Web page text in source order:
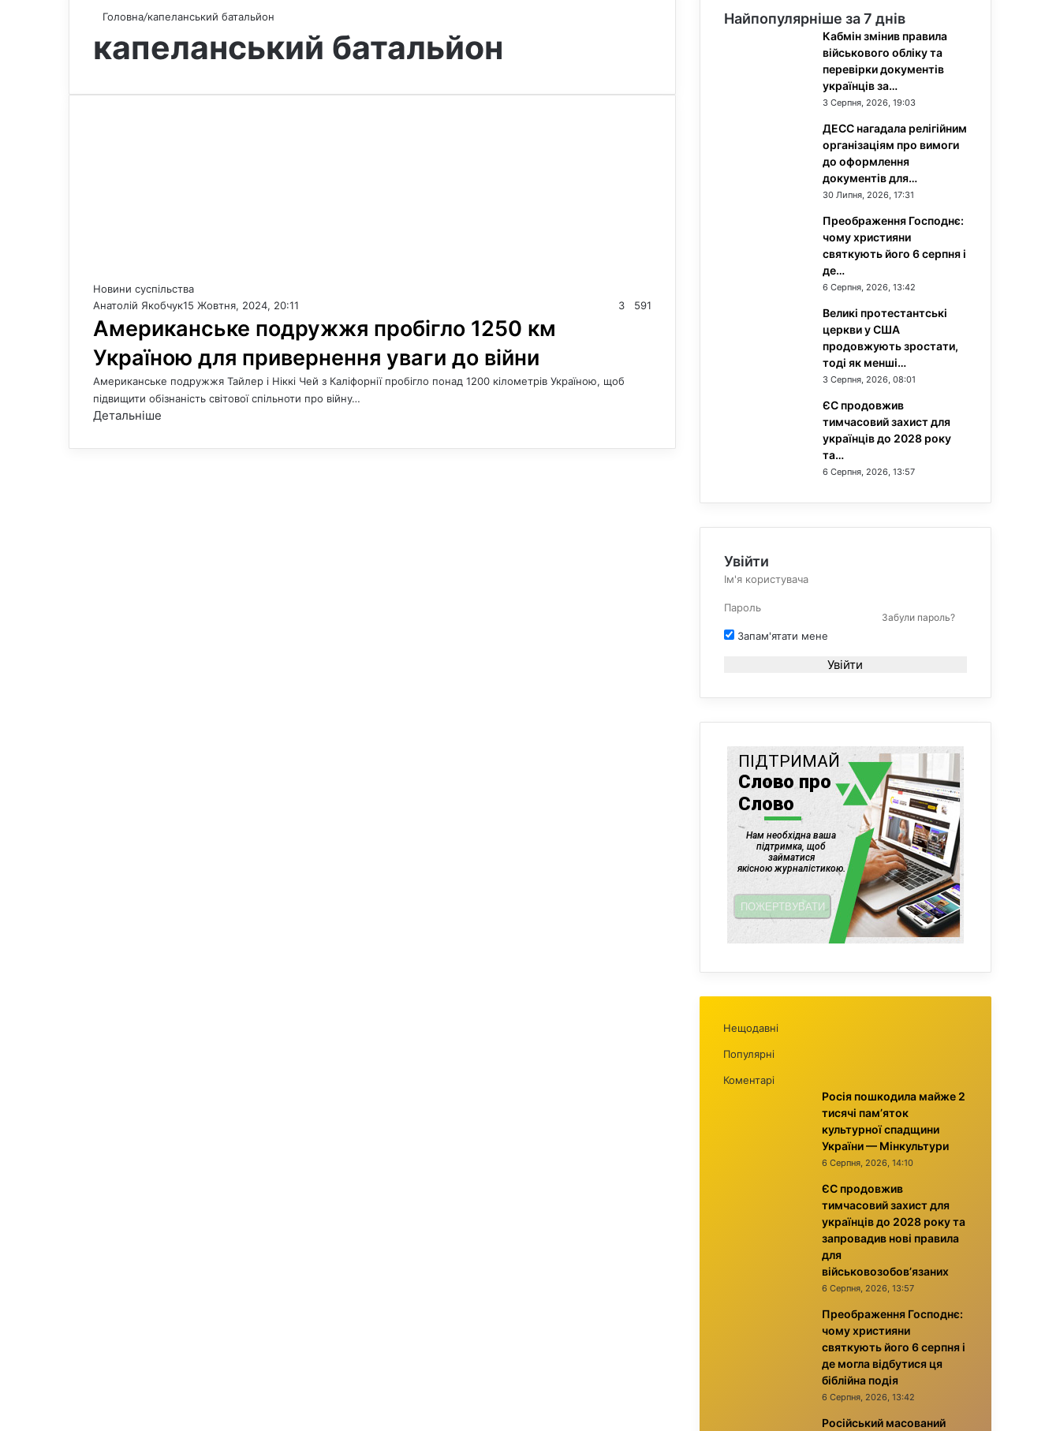
Головна/капеланський батальйон
капеланський батальйон
Новини суспільства
Анатолій Якобчук15 Жовтня, 2024, 20:11 3 591
Американське подружжя пробігло 1250 км
Україною для привернення уваги до війни
Американське подружжя Тайлер і Ніккі Чей з Каліфорнії пробігло понад 1200 кілометрів Україною, щоб
підвищити обізнаність світової спільноти про війну…
Детальніше
Найпопулярніше за 7 днів
Кабмін змінив правила
військового обліку та
перевірки документів
українців за…
3 Серпня, 2026, 19:03
ДЕСС нагадала релігійним
організаціям про вимоги
до оформлення
документів для…
30 Липня, 2026, 17:31
Преображення Господнє:
чому християни
святкують його 6 серпня і
де…
6 Серпня, 2026, 13:42
Великі протестантські
церкви у США
продовжують зростати,
тоді як менші…
3 Серпня, 2026, 08:01
ЄС продовжив
тимчасовий захист для
українців до 2028 року
та…
6 Серпня, 2026, 13:57
Увійти
Забули пароль?
Запам'ятати мене
Увійти
Нещодавні
Популярні
Коментарі
Росія пошкодила майже 2
тисячі пам’яток
культурної спадщини
України — Мінкультури
6 Серпня, 2026, 14:10
ЄС продовжив
тимчасовий захист для
українців до 2028 року та
запровадив нові правила
для
військовозобов’язаних
6 Серпня, 2026, 13:57
Преображення Господнє:
чому християни
святкують його 6 серпня і
де могла відбутися ця
біблійна подія
6 Серпня, 2026, 13:42
Російський масований